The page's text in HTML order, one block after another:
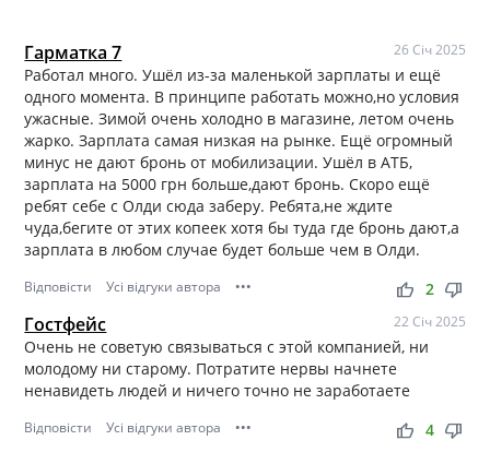
Гарматка 7 26 Січ 2025
Работал много. Ушёл из-за маленькой зарплаты и ещё
одного момента. В принципе работать можно,но условия
ужасные. Зимой очень холодно в магазине, летом очень
жарко. Зарплата самая низкая на рынке. Ещё огромный
минус не дают бронь от мобилизации. Ушёл в АТБ,
зарплата на 5000 грн больше,дают бронь. Скоро ещё
ребят себе с Олди сюда заберу. Ребята,не ждите
чуда,бегите от этих копеек хотя бы туда где бронь дают,а
зарплата в любом случае будет больше чем в Олди.
Відповісти Усі відгуки автора ••• thumb_up thumb_down
2
Гостфейс 22 Січ 2025
Очень не советую связываться с этой компанией, ни
молодому ни старому. Потратите нервы начнете
ненавидеть людей и ничего точно не заработаете
Відповісти Усі відгуки автора ••• thumb_up thumb_down
4